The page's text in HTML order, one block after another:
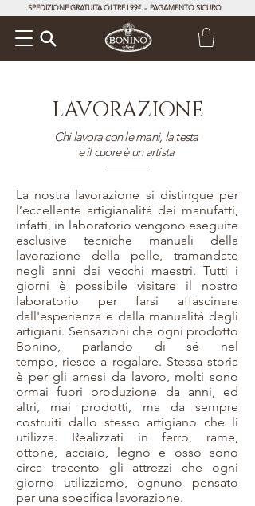
SPEDIZIONE GRATUITA OLTRE I 99€ - PAGAMENTO SICURO
LAVORAZIONE
Chi lavora con le mani, la testa
e il cuore è un artista
La nostra lavorazione si distingue per
l’eccellente artigianalità dei manufatti,
infatti, in laboratorio vengono eseguite
esclusive tecniche manuali della
lavorazione della pelle, tramandate
negli anni dai vecchi maestri. Tutti i
giorni è possibile visitare il nostro
laboratorio per farsi affascinare
dall'esperienza e dalla manualità degli
artigiani. Sensazioni che ogni prodotto
Bonino, parlando di sé nel
tempo, riesce a regalare. Stessa storia
è per gli arnesi da lavoro, molti sono
ormai fuori produzione da anni, ed
altri, mai prodotti, ma da sempre
costruiti dallo stesso artigiano che li
utilizza. Realizzati in ferro, rame,
ottone, acciaio, legno e osso sono
circa trecento gli attrezzi che ogni
giorno utilizziamo, ognuno pensato
per una specifica lavorazione.